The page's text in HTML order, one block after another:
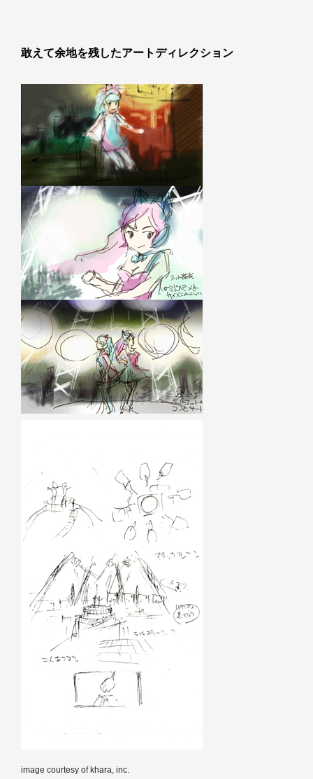
敢えて余地を残したアートディレクション
image courtesy of khara, inc.